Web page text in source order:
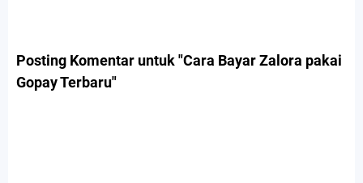
Posting Komentar untuk "Cara Bayar Zalora pakai
Gopay Terbaru"